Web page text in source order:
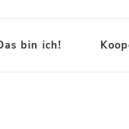
bin ich!